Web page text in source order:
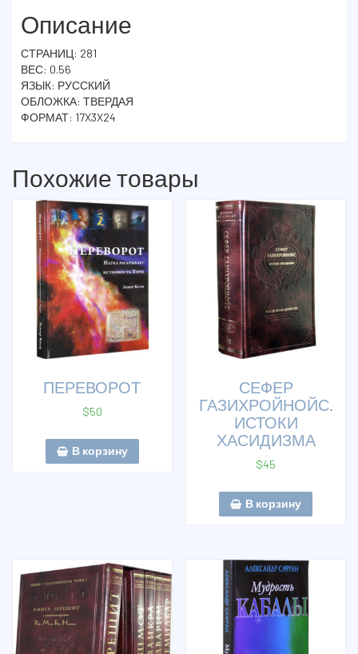
Описание
СТРАНИЦ: 281
ВЕС: 0.56
ЯЗЫК: РУССКИЙ
ОБЛОЖКА: ТВЕРДАЯ
ФОРМАТ: 17X3X24
Похожие товары
ПЕРЕВОРОТ
$50
В корзину
СЕФЕР
ГАЗИХРОЙНОЙС.
ИСТОКИ
ХАСИДИЗМА
$45
В корзину